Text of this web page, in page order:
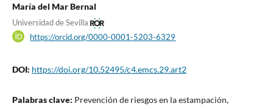
María del Mar Bernal
Universidad de Sevilla
https://orcid.org/0000-0001-5203-6329
DOI: https://doi.org/10.52495/c4.emcs.29.art2
Palabras clave: Prevención de riesgos en la estampación,